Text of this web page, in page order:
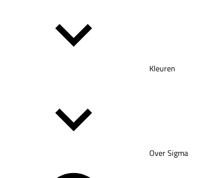
Kleuren
Over Sigma